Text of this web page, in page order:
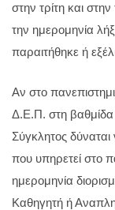
στην τρίτη και
την ημερομηνία
παραιτήθηκε ή
Αν στο
Δ.Ε.Π. στη
Σύγκλητος δύναται
που υπηρετεί στο
ημερομηνία
Καθηγητή ή